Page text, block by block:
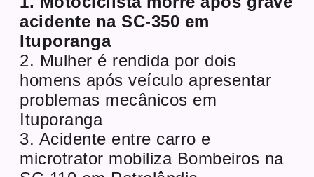
acidente na SC-350 em
Ituporanga
2. Mulher é rendida por dois
homens após veículo apresentar
problemas mecânicos em
Ituporanga
3. Acidente entre carro e
microtrator mobiliza Bombeiros na